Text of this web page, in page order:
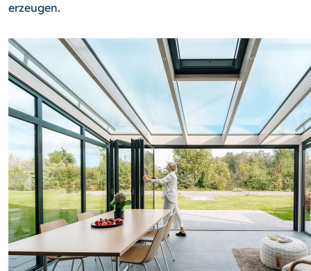
erzeugen.